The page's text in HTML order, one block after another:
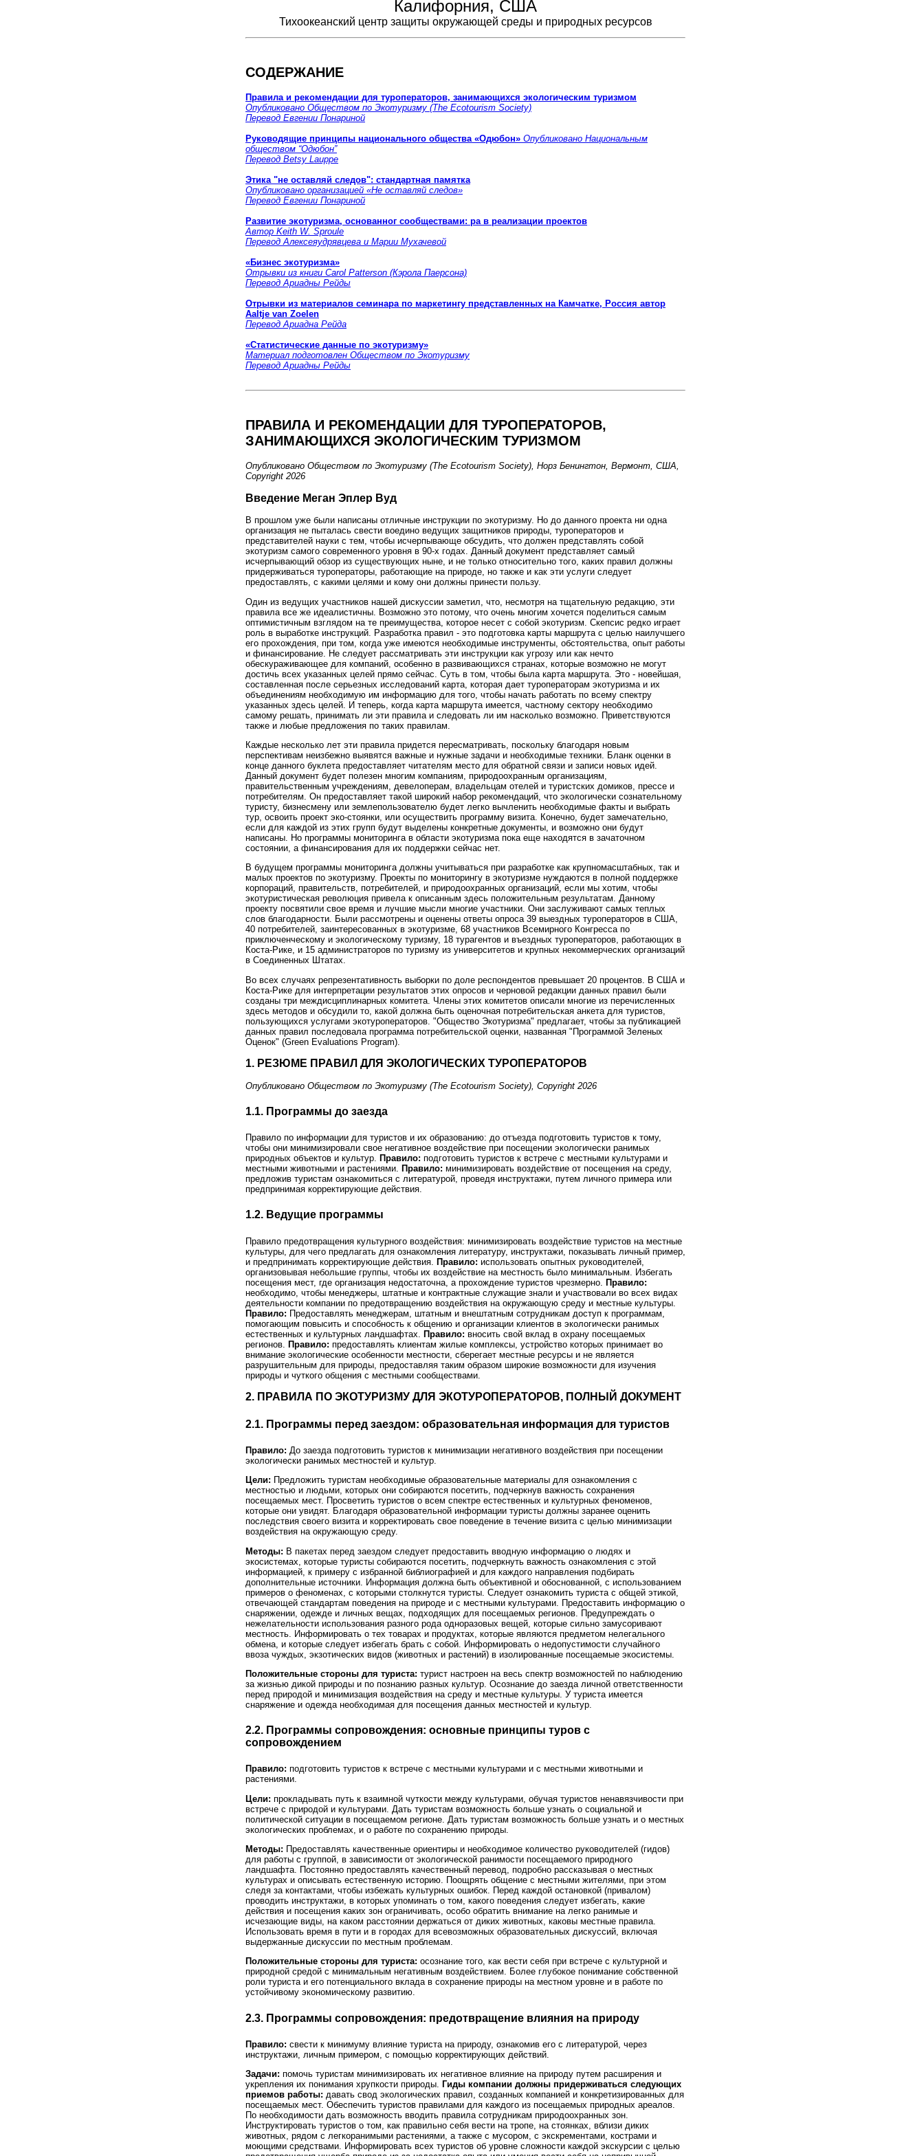
Калифорния, США
Тихоокеанский центр защиты окружающей среды и природных ресурсов
СОДЕРЖАНИЕ
Правила и рекомендации для туроператоров, занимающихся экологическим туризмом
Опубликовано Обществом по Экотуризму (The Ecotourism Society)
Перевод Евгении Понариной
Руководящие принципы национального общества «Одюбон» Опубликовано Национальным
обществом “Одюбон”
Перевод Betsy Lauppe
Этика "не оставляй следов": стандартная памятка
Опубликовано организацией «Не оставляй следов»
Перевод Евгении Понариной
Развитие экотуризма, основанног сообществами: ра в реализации проектов
Автор Keith W. Sproule
Перевод Алексеяудрявцева и Марии Мухачевой
«Бизнес экотуризма»
Отрывки из книги Carol Patterson (Кэрола Паерсона)
Перевод Ариадны Рейды
Отрывки из материалов семинара по маркетингу представленных на Камчатке, Россия автор
Aaltje van Zoelen
Перевод Ариадна Рейда
«Статистические данные по экотуризму»
Материал подготовлен Обществом по Экотуризму
Перевод Ариадны Рейды
ПРАВИЛА И РЕКОМЕНДАЦИИ ДЛЯ ТУРОПЕРАТОРОВ,
ЗАНИМАЮЩИХСЯ ЭКОЛОГИЧЕСКИМ ТУРИЗМОМ
Опубликовано Обществом по Экотуризму (The Ecotourism Society), Норз Бенингтон, Вермонт, США,
Copyright 2026
Введение Меган Эплер Вуд
В прошлом уже были написаны отличные инструкции по экотуризму. Но до данного проекта ни одна
организация не пыталась свести воедино ведущих защитников природы, туроператоров и
представителей науки с тем, чтобы исчерпывающе обсудить, что должен представлять собой
экотуризм самого современного уровня в 90-х годах. Данный документ представляет самый
исчерпывающий обзор из существующих ныне, и не только относительно того, каких правил должны
придерживаться туроператоры, работающие на природе, но также и как эти услуги следует
предоставлять, с какими целями и кому они должны принести пользу.
Один из ведущих участников нашей дискуссии заметил, что, несмотря на тщательную редакцию, эти
правила все же идеалистичны. Возможно это потому, что очень многим хочется поделиться самым
оптимистичным взглядом на те преимущества, которое несет с собой экотуризм. Скепсис редко играет
роль в выработке инструкций. Разработка правил - это подготовка карты маршрута с целью наилучшего
его прохождения, при том, когда уже имеются необходимые инструменты, обстоятельства, опыт работы
и финансирование. Не следует рассматривать эти инструкции как угрозу или как нечто
обескураживающее для компаний, особенно в развивающихся странах, которые возможно не могут
достичь всех указанных целей прямо сейчас. Суть в том, чтобы была карта маршрута. Это - новейшая,
составленная после серьезных исследований карта, которая дает туроператорам экотуризма и их
объединениям необходимую им информацию для того, чтобы начать работать по всему спектру
указанных здесь целей. И теперь, когда карта маршрута имеется, частному сектору необходимо
самому решать, принимать ли эти правила и следовать ли им насколько возможно. Приветствуются
также и любые предложения по таких правилам.
Каждые несколько лет эти правила придется пересматривать, поскольку благодаря новым
перспективам неизбежно выявятся важные и нужные задачи и необходимые техники. Бланк оценки в
конце данного буклета предоставляет читателям место для обратной связи и записи новых идей.
Данный документ будет полезен многим компаниям, природоохранным организациям,
правительственным учреждениям, девелоперам, владельцам отелей и туристских домиков, прессе и
потребителям. Он предоставляет такой широкий набор рекомендаций, что экологически сознательному
туристу, бизнесмену или землепользователю будет легко вычленить необходимые факты и выбрать
тур, освоить проект эко-стоянки, или осуществить программу визита. Конечно, будет замечательно,
если для каждой из этих групп будут выделены конкретные документы, и возможно они будут
написаны. Но программы мониторинга в области экотуризма пока еще находятся в зачаточном
состоянии, а финансирования для их поддержки сейчас нет.
В будущем программы мониторинга должны учитываться при разработке как крупномасштабных, так и
малых проектов по экотуризму. Проекты по мониторингу в экотуризме нуждаются в полной поддержке
корпораций, правительств, потребителей, и природоохранных организаций, если мы хотим, чтобы
экотуристическая революция привела к описанным здесь положительным результатам. Данному
проекту посвятили свое время и лучшие мысли многие участники. Они заслуживают самых теплых
слов благодарности. Были рассмотрены и оценены ответы опроса 39 выездных туроператоров в США,
40 потребителей, заинтересованных в экотуризме, 68 участников Всемирного Конгресса по
приключенческому и экологическому туризму, 18 турагентов и въездных туроператоров, работающих в
Коста-Рике, и 15 администраторов по туризму из университетов и крупных некоммерческих организаций
в Соединенных Штатах.
Во всех случаях репрезентативность выборки по доле респондентов превышает 20 процентов. В США и
Коста-Рике для интерпретации результатов этих опросов и черновой редакции данных правил были
созданы три междисциплинарных комитета. Члены этих комитетов описали многие из перечисленных
здесь методов и обсудили то, какой должна быть оценочная потребительская анкета для туристов,
пользующихся услугами экотуроператоров. "Общество Экотуризма" предлагает, чтобы за публикацией
данных правил последовала программа потребительской оценки, названная "Программой Зеленых
Оценок" (Green Evaluations Program).
1. РЕЗЮМЕ ПРАВИЛ ДЛЯ ЭКОЛОГИЧЕСКИХ ТУРОПЕРАТОРОВ
Опубликовано Обществом по Экотуризму (The Ecotourism Society), Copyright 2026
1.1. Программы до заезда
Правило по информации для туристов и их образованию: до отъезда подготовить туристов к тому,
чтобы они минимизировали свое негативное воздействие при посещении экологически ранимых
природных объектов и культур. Правило: подготовить туристов к встрече с местными культурами и
местными животными и растениями. Правило: минимизировать воздействие от посещения на среду,
предложив туристам ознакомиться с литературой, проведя инструктажи, путем личного примера или
предпринимая корректирующие действия.
1.2. Ведущие программы
Правило предотвращения культурного воздействия: минимизировать воздействие туристов на местные
культуры, для чего предлагать для ознакомления литературу, инструктажи, показывать личный пример,
и предпринимать корректирующие действия.
Правило: использовать опытных руководителей,
организовывая небольшие группы, чтобы их воздействие на местность было минимальным. Избегать
посещения мест, где организация недостаточна, а прохождение туристов чрезмерно.
Правило:
необходимо, чтобы менеджеры, штатные и контрактные служащие знали и участвовали во всех видах
деятельности компании по предотвращению воздействия на окружающую среду и местные культуры.
Правило: Предоставлять менеджерам, штатным и внештатным сотрудникам доступ к программам,
помогающим повысить и способность к общению и организации клиентов в экологически ранимых
естественных и культурных ландшафтах.
Правило: вносить свой вклад в охрану посещаемых
регионов.
Правило: предоставлять клиентам жилые комплексы, устройство которых принимает во
внимание экологические особенности местности, сберегает местные ресурсы и не является
разрушительным для природы, предоставляя таким образом широкие возможности для изучения
природы и чуткого общения с местными сообществами.
2. ПРАВИЛА ПО ЭКОТУРИЗМУ ДЛЯ ЭКОТУРОПЕРАТОРОВ, ПОЛНЫЙ ДОКУМЕНТ
2.1. Программы перед заездом: образовательная информация для туристов
Правило: До заезда подготовить туристов к минимизации негативного воздействия при посещении
экологически ранимых местностей и культур.
Цели: Предложить туристам необходимые образовательные материалы для ознакомления с
местностью и людьми, которых они собираются посетить, подчеркнув важность сохранения
посещаемых мест. Просветить туристов о всем спектре естественных и культурных феноменов,
которые они увидят. Благодаря образовательной информации туристы должны заранее оценить
последствия своего визита и корректировать свое поведение в течение визита с целью минимизации
воздействия на окружающую среду.
Методы: В пакетах перед заездом следует предоставить вводную информацию о людях и
экосистемах, которые туристы собираются посетить, подчеркнуть важность ознакомления с этой
информацией, к примеру с избранной библиографией и для каждого направления подбирать
дополнительные источники. Информация должна быть объективной и обоснованной, с использованием
примеров о феноменах, с которыми столкнутся туристы. Следует ознакомить туриста с общей этикой,
отвечающей стандартам поведения на природе и с местными культурами. Предоставить информацию о
снаряжении, одежде и личных вещах, подходящих для посещаемых регионов. Предупреждать о
нежелательности использования разного рода одноразовых вещей, которые сильно замусоривают
местность. Информировать о тех товарах и продуктах, которые являются предметом нелегального
обмена, и которые следует избегать брать с собой. Информировать о недопустимости случайного
ввоза чуждых, экзотических видов (животных и растений) в изолированные посещаемые экосистемы.
Положительные стороны для туриста: турист настроен на весь спектр возможностей по наблюдению
за жизнью дикой природы и по познанию разных культур. Осознание до заезда личной ответственности
перед природой и минимизация воздействия на среду и местные культуры. У туриста имеется
снаряжение и одежда необходимая для посещения данных местностей и культур.
2.2. Программы сопровождения: основные принципы туров с
сопровождением
Правило: подготовить туристов к встрече с местными культурами и с местными животными и
растениями.
Цели: прокладывать путь к взаимной чуткости между культурами, обучая туристов ненавязчивости при
встрече с природой и культурами. Дать туристам возможность больше узнать о социальной и
политической ситуации в посещаемом регионе. Дать туристам возможность больше узнать и о местных
экологических проблемах, и о работе по сохранению природы.
Методы: Предоставлять качественные ориентиры и необходимое количество руководителей (гидов)
для работы с группой, в зависимости от экологической ранимости посещаемого природного
ландшафта. Постоянно предоставлять качественный перевод, подробно рассказывая о местных
культурах и описывать естественную историю. Поощрять общение с местными жителями, при этом
следя за контактами, чтобы избежать культурных ошибок. Перед каждой остановкой (привалом)
проводить инструктажи, в которых упоминать о том, какого поведения следует избегать, какие
действия и посещения каких зон ограничивать, особо обратить внимание на легко ранимые и
исчезающие виды, на каком расстоянии держаться от диких животных, каковы местные правила.
Использовать время в пути и в городах для всевозможных образовательных дискуссий, включая
выдержанные дискуссии по местным проблемам.
Положительные стороны для туриста: осознание того, как вести себя при встрече с культурной и
природной средой с минимальным негативным воздействием. Более глубокое понимание собственной
роли туриста и его потенциального вклада в сохранение природы на местном уровне и в работе по
устойчивому экономическому развитию.
2.3. Программы сопровождения: предотвращение влияния на природу
Правило: свести к минимуму влияние туриста на природу, ознакомив его с литературой, через
инструктажи, личным примером, с помощью корректирующих действий.
Задачи: помочь туристам минимизировать их негативное влияние на природу путем расширения и
укрепления их понимания хрупкости природы. Гиды компании должны придерживаться следующих
приемов работы: давать свод экологических правил, созданных компанией и конкретизированных для
посещаемых мест. Обеспечить туристов правилами для каждого из посещаемых природных ареалов.
По необходимости дать возможность вводить правила сотрудникам природоохранных зон.
Инструктировать туристов о том, как правильно себя вести на тропе, на стоянках, вблизи диких
животных, рядом с легкоранимыми растениями, а также с мусором, с экскрементами, кострами и
моющими средствами. Информировать всех туристов об уровне сложности каждой экскурсии с целью